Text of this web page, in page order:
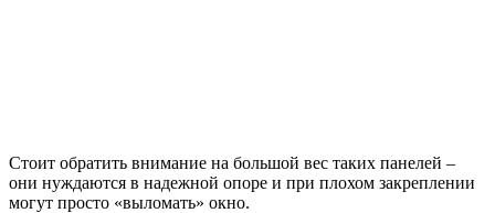
Стоит обратить внимание на большой вес таких панелей –
они нуждаются в надежной опоре и при плохом закреплении
могут просто «выломать» окно.